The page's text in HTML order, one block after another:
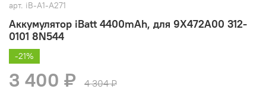
арт. iB-A1-A271
Аккумулятор iBatt 4400mAh, для 9X472A00 312-
0101 8N544
-21%
3 400 ₽ 4 304 ₽